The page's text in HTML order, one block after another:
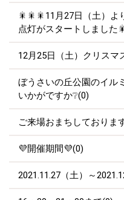
🎇🎇🎇11月27日（土）
点灯がスタートしました
12月25日（土）クリスマ
ぼうさいの丘公園のイル
いかがですか❔(0)
ご来場おまちしておりま
💜開催期間💜(0)
2021.11.27（土）～